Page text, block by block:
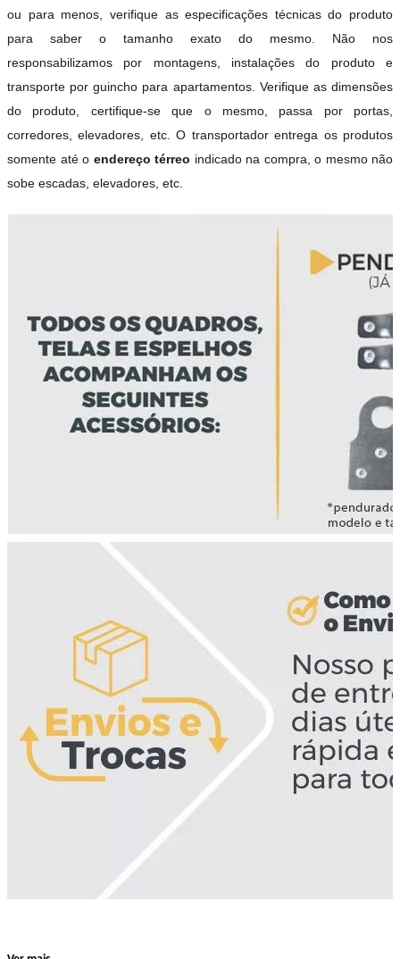
ou para menos, verifique as especificações técnicas do produto
para saber o tamanho exato do mesmo. Não nos
responsabilizamos por montagens, instalações do produto e
transporte por guincho para apartamentos. Verifique as dimensões
do produto, certifique-se que o mesmo, passa por portas,
corredores, elevadores, etc. O transportador entrega os produtos
somente até o endereço térreo indicado na compra, o mesmo não
sobe escadas, elevadores, etc.